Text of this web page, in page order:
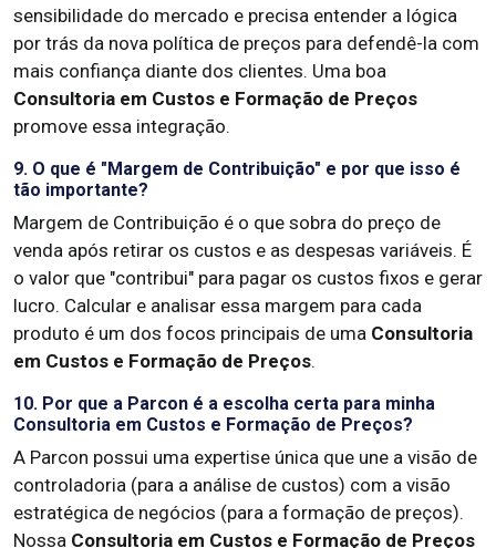
sensibilidade do mercado e precisa entender a lógica
por trás da nova política de preços para defendê-la com
mais confiança diante dos clientes. Uma boa
Consultoria em Custos e Formação de Preços
promove essa integração.
9. O que é "Margem de Contribuição" e por que isso é
tão importante?
Margem de Contribuição é o que sobra do preço de
venda após retirar os custos e as despesas variáveis. É
o valor que "contribui" para pagar os custos fixos e gerar
lucro. Calcular e analisar essa margem para cada
produto é um dos focos principais de uma Consultoria
em Custos e Formação de Preços.
10. Por que a Parcon é a escolha certa para minha
Consultoria em Custos e Formação de Preços?
A Parcon possui uma expertise única que une a visão de
controladoria (para a análise de custos) com a visão
estratégica de negócios (para a formação de preços).
Nossa Consultoria em Custos e Formação de Preços